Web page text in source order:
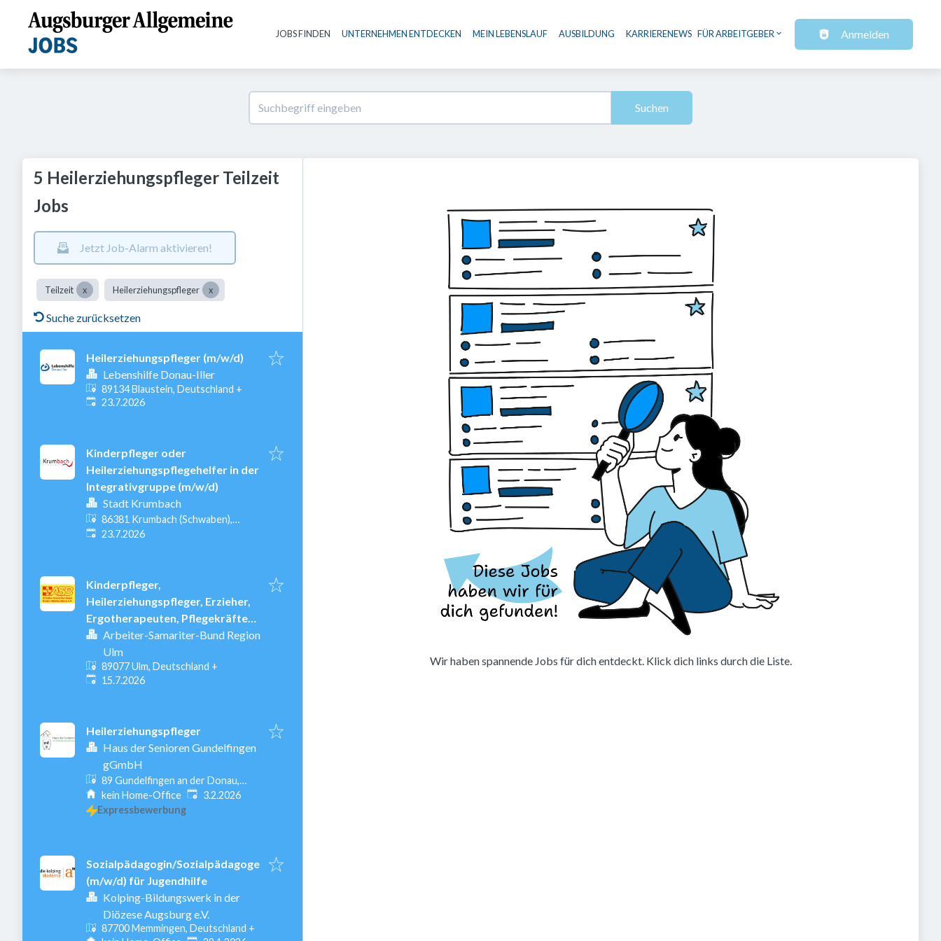
Haupt-Navigation
JOBS FINDEN UNTERNEHMEN ENTDECKEN MEIN LEBENSLAUF AUSBILDUNG KARRIERENEWS FÜR ARBEITGEBER Anmelden
Suchen
5 Heilerziehungspfleger Teilzeit
Jobs
Jetzt Job-Alarm aktivieren!
Teilzeit Heilerziehungspfleger
Suche zurücksetzen
Heilerziehungspfleger (m/w/d)
Lebenshilfe Donau-Iller
89134 Blaustein, Deutschland +
Veröffentlicht
23.7.2026
Kinderpfleger oder
Heilerziehungspflegehelfer in der
Integrativgruppe (m/w/d)
Stadt Krumbach
86381 Krumbach (Schwaben),
Deutschland
Veröffentlicht
23.7.2026
Kinderpfleger,
Heilerziehungspfleger, Erzieher,
Ergotherapeuten, Pflegekräfte
(w/m/d)
Arbeiter-Samariter-Bund Region
Ulm
89077 Ulm, Deutschland +
Veröffentlicht
15.7.2026
Heilerziehungspfleger
Haus der Senioren Gundelfingen
gGmbH
89 Gundelfingen an der Donau,
Deutschland
kein Home-Office Veröffentlicht
3.2.2026
Expressbewerbung
Sozialpädagogin/Sozialpädagoge
(m/w/d) für Jugendhilfe
Kolping-Bildungswerk in der
Diözese Augsburg e.V.
87700 Memmingen, Deutschland +
Wir haben spannende Jobs für dich entdeckt. Klick dich links durch die Liste.